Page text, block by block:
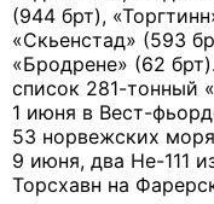
(944 брт),
«Скьенстад» (593
«Бродрене» (62
список 281-тонный
1 июня в Вест-
53 норвежских
9 июня, два Не-111
Торсхавн на